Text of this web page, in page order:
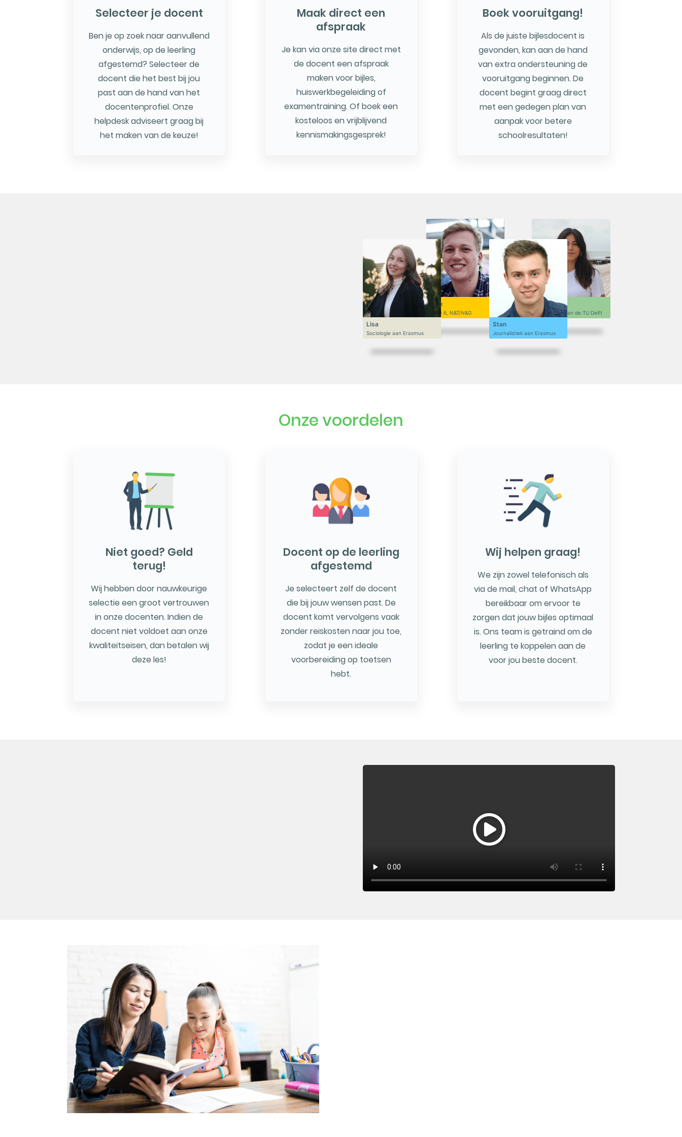
Selecteer je docent
Ben je op zoek naar aanvullend
onderwijs, op de leerling
afgestemd? Selecteer de
docent die het best bij jou
past aan de hand van het
docentenprofiel. Onze
helpdesk adviseert graag bij
het maken van de keuze!
Maak direct een
afspraak
Je kan via onze site direct met
de docent een afspraak
maken voor bijles,
huiswerkbegeleiding of
examentraining. Of boek een
kosteloos en vrijblijvend
kennismakingsgesprek!
Boek vooruitgang!
Als de juiste bijlesdocent is
gevonden, kan aan de hand
van extra ondersteuning de
vooruitgang beginnen. De
docent begint graag direct
met een gedegen plan van
aanpak voor betere
schoolresultaten!
Niek
VWO 6, N&T/N&G
Lisa
Sociologie aan Erasmus
Sofi
Ontwerpen aan de TU Delft
Stan
Journalistiek aan Erasmus
Onze voordelen
Niet goed? Geld
terug!
Wij hebben door nauwkeurige
selectie een groot vertrouwen
in onze docenten. Indien de
docent niet voldoet aan onze
kwaliteitseisen, dan betalen wij
deze les!
Docent op de leerling
afgestemd
Je selecteert zelf de docent
die bij jouw wensen past. De
docent komt vervolgens vaak
zonder reiskosten naar jou toe,
zodat je een ideale
voorbereiding op toetsen
hebt.
Wij helpen graag!
We zijn zowel telefonisch als
via de mail, chat of WhatsApp
bereikbaar om ervoor te
zorgen dat jouw bijles optimaal
is. Ons team is getraind om de
leerling te koppelen aan de
voor jou beste docent.